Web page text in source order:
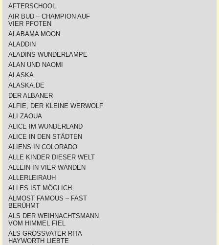
AFTERSCHOOL
AIR BUD – CHAMPION AUF
VIER PFOTEN
ALABAMA MOON
ALADDIN
ALADINS WUNDERLAMPE
ALAN UND NAOMI
ALASKA
ALASKA.DE
DER ALBANER
ALFIE, DER KLEINE WERWOLF
ALI ZAOUA
ALICE IM WUNDERLAND
ALICE IN DEN STÄDTEN
ALIENS IN COLORADO
ALLE KINDER DIESER WELT
ALLEIN IN VIER WÄNDEN
ALLERLEIRAUH
ALLES IST MÖGLICH
ALMOST FAMOUS – FAST
BERÜHMT
ALS DER WEIHNACHTSMANN
VOM HIMMEL FIEL
ALS GROSSVATER RITA
HAYWORTH LIEBTE